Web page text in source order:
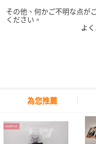
その他、何かご不明な点が
ください。
よ
為您推薦